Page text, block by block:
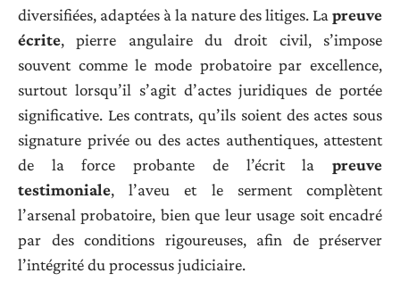
diversifiées, adaptées à la nature des litiges. La preuve
écrite, pierre angulaire du droit civil, s’impose
souvent comme le mode probatoire par excellence,
surtout lorsqu’il s’agit d’actes juridiques de portée
significative. Les contrats, qu’ils soient des actes sous
signature privée ou des actes authentiques, attestent
de la force probante de l’écrit la preuve
testimoniale, l’aveu et le serment complètent
l’arsenal probatoire, bien que leur usage soit encadré
par des conditions rigoureuses, afin de préserver
l’intégrité du processus judiciaire.